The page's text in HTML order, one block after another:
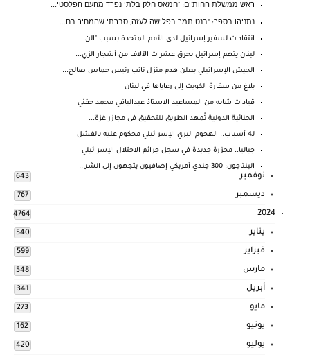
ראש ממשלת החות'ים: "חמאס חלק בלתי נפרד מהעם הפלסטי...
נתניהו בספר: "בנט תמך בפלישה לעזה, סברתי שהמחיר בח...
انتقادات لسفير إسرائيل لدى الأمم المتحدة بسبب "الن...
لبنان يتهم إسرائيل بحرق عشرات الآلاف من أشجار الزي...
الجيش الإسرائيلي يعلن هدم منزل نائب رئيس حماس صالح...
بلاغ من سفارة الكويت إلى رعاياها في لبنان
قيادات شابه من المساعيد الاستاذ عبدالباقي محمد حفني
الجنائية الدولية تٌمهد الطريق للتحقيق فى مجازر غزة...
لـ4 أسباب.. الهجوم البري الإسرائيلي محكوم عليه بالفشل
جباليا.. مجزرة جديدة في سجل جرائم الاحتلال الإسرائيلي
البنتاجون: 300 جندي أمريكي إضافيون يتجهون إلى الشر...
نوفمبر 643
ديسمبر 767
2024
4764
يناير 540
فبراير 599
مارس 548
أبريل 341
مايو 273
يونيو 162
يوليو 420